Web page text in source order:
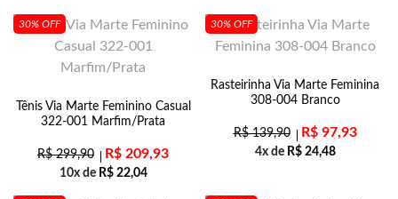
30% OFF
Tênis Via Marte Feminino Casual
322-001 Marfim/Prata
R$299,90 R$ 209,93
10x de R$22,04
30% OFF
Rasteirinha Via Marte Feminina
308-004 Branco
R$139,90 R$97,93
4x de R$24,48